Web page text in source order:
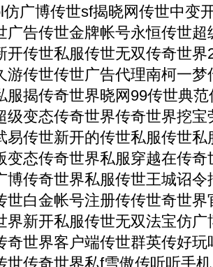
广博传世sf揭晓网传世中变
广告传世金牌帐号永恒传世
开传世私服传世无双传奇世
游传世传世广告代理南柯一
服揭传奇世界晓网99传世典
级变态传奇世界传奇世界挖
易传世新开的传世私服传世
变态传奇世界私服穿越在传
博传奇世界私服传世王城诏
世白金帐号注册传传世奇世
界新开私服传世无双法宝仿
奇世界客户端传世群英传好
世传奇世界私f雪傲传听听手